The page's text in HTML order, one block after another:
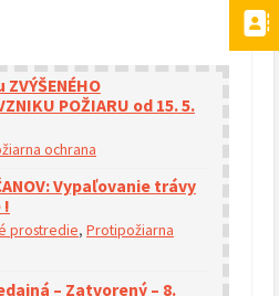
ZVÝŠENÉHO
POŽIARU od 15. 5.
ochrana
Vypaľovanie trávy
!
prostredie, Protipožiarna
– Zatvorený – 8.